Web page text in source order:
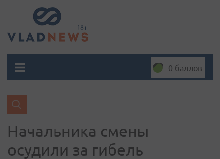
0 баллов
Начальника смены
осудили за гибель